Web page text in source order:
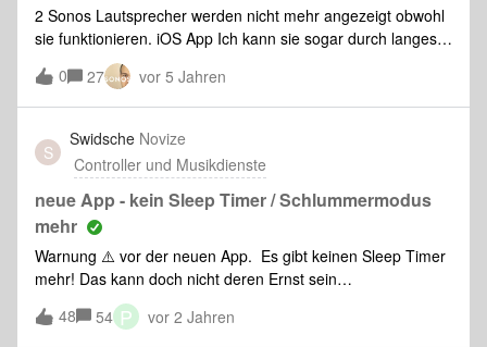
2 Sonos Lautsprecher werden nicht mehr angezeigt obwohl
sie funktionieren. iOS App Ich kann sie sogar durch langes
Drücken der Einschalttaste mit einem laufenden
Lautsprecher verbinden. Er ist also eindeutig verbunden und
funktioniert prinzipiell.
0 27 vor 5 Jahren
S
Swidsche Novize
Controller und Musikdienste
neue App - kein Sleep Timer / Schlummermodus
mehr
Warnung ⚠️ vor der neuen App. Es gibt keinen Sleep Timer
mehr! Das kann doch nicht deren Ernst sein…
48
54 P vor 2 Jahren